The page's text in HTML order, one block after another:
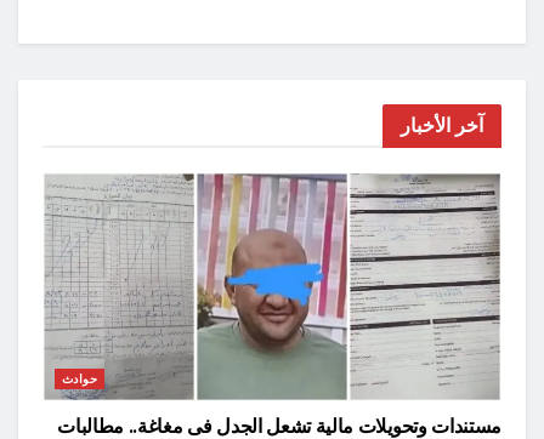
آخر الأخبار
حوادث
مستندات وتحويلات مالية تشعل الجدل فى مغاغة.. مطالبات